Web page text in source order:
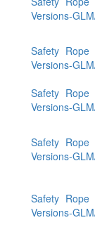
Versions-
Safety Rope
Versions-
Safety Rope
Versions-
Safety Rope
Versions-
Safety Rope
Versions-